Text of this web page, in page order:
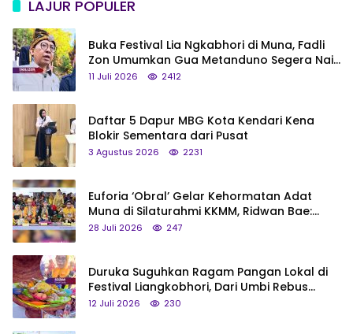
LAJUR POPULER
Buka Festival Lia Ngkabhori di Muna, Fadli
Zon Umumkan Gua Metanduno Segera Naik
Status Jadi Cagar Budaya Nasional
11 Juli 2026 2412
Daftar 5 Dapur MBG Kota Kendari Kena
Blokir Sementara dari Pusat
3 Agustus 2026 2231
Euforia ‘Obral’ Gelar Kehormatan Adat
Muna di Silaturahmi KKMM, Ridwan Bae:
Saya Bukan Tipe Begitu, Belum Pantas!
28 Juli 2026 247
Duruka Suguhkan Ragam Pangan Lokal di
Festival Liangkobhori, Dari Umbi Rebus
hingga Tumpeng Beras Muna
12 Juli 2026 230